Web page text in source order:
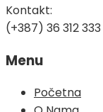
Kontakt:
(+387) 36 312 333
Menu
Skip Početna